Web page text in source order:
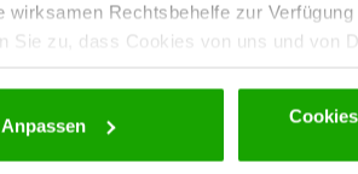
Rechtsbehelfe zur
Sie zu, dass Cookies von uns und von
Anpassen